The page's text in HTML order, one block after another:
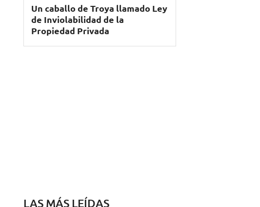
Un caballo de Troya llamado Ley
de Inviolabilidad de la
Propiedad Privada
LAS MÁS LEÍDAS